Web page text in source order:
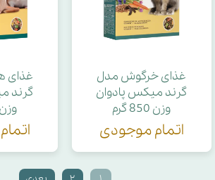
غذای خرگوش مدل
گرند میکس پادوان
وزن 850 گرم
اتمام موجودی
غذای
گرند
وزن 400 گرم